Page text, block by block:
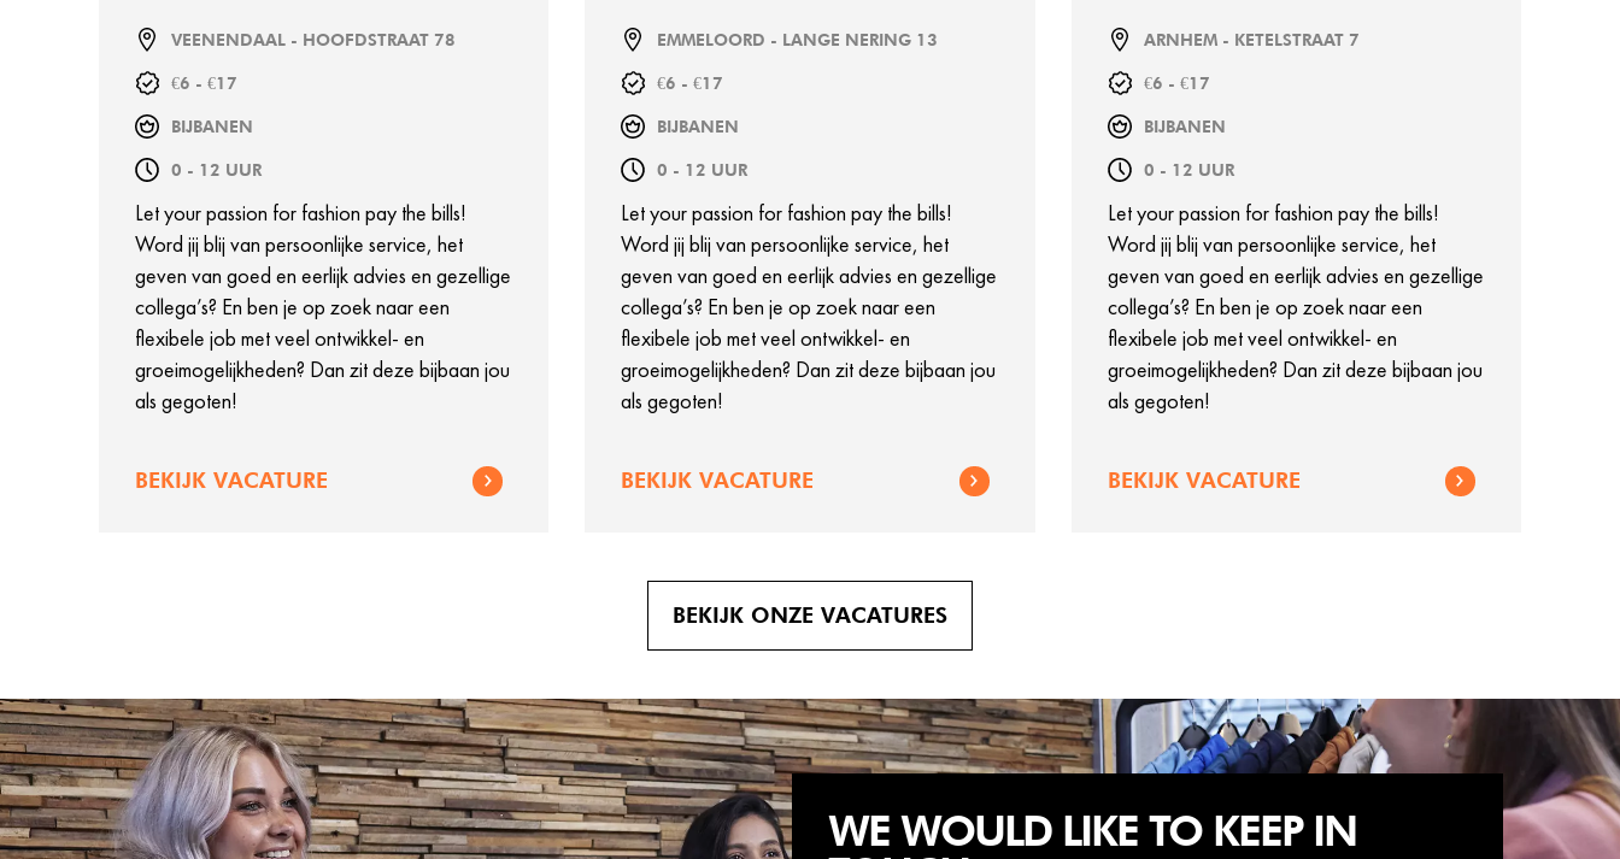
VEENENDAAL - HOOFDSTRAAT 78
€6 - €17
BIJBANEN
0 - 12 UUR
Let your passion for fashion pay the bills!
Word jij blij van persoonlijke service, het
geven van goed en eerlijk advies en gezellige
collega’s? En ben je op zoek naar een
flexibele job met veel ontwikkel- en
groeimogelijkheden? Dan zit deze bijbaan jou
als gegoten!
BEKIJK VACATURE
EMMELOORD - LANGE NERING 13
€6 - €17
BIJBANEN
0 - 12 UUR
Let your passion for fashion pay the bills!
Word jij blij van persoonlijke service, het
geven van goed en eerlijk advies en gezellige
collega’s? En ben je op zoek naar een
flexibele job met veel ontwikkel- en
groeimogelijkheden? Dan zit deze bijbaan jou
als gegoten!
BEKIJK VACATURE
ARNHEM - KETELSTRAAT 7
€6 - €17
BIJBANEN
0 - 12 UUR
Let your passion for fashion pay the bills!
Word jij blij van persoonlijke service, het
geven van goed en eerlijk advies en gezellige
collega’s? En ben je op zoek naar een
flexibele job met veel ontwikkel- en
groeimogelijkheden? Dan zit deze bijbaan jou
als gegoten!
BEKIJK VACATURE
BEKIJK ONZE VACATURES
WE WOULD LIKE TO KEEP IN